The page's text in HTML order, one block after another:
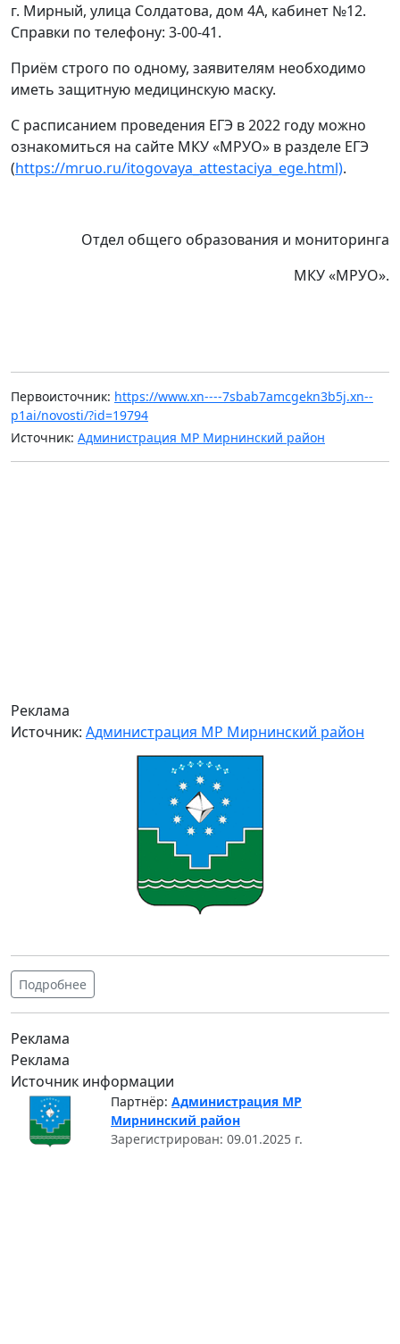
г. Мирный, улица Солдатова, дом 4А, кабинет №12.
Справки по телефону: 3-00-41.
Приём строго по одному, заявителям необходимо
иметь защитную медицинскую маску.
С расписанием проведения ЕГЭ в 2022 году можно
ознакомиться на сайте МКУ «МРУО» в разделе ЕГЭ
(https://mruo.ru/itogovaya_attestaciya_ege.html).
Отдел общего образования и мониторинга
МКУ «МРУО».
Первоисточник: https://www.xn----7sbab7amcgekn3b5j.xn--
p1ai/novosti/?id=19794
Источник: Администрация МР Мирнинский район
Реклама
Источник: Администрация МР Мирнинский район
Подробнее
Реклама
Реклама
Источник информации
Партнёр: Администрация МР
Мирнинский район
Зарегистрирован: 09.01.2025 г.